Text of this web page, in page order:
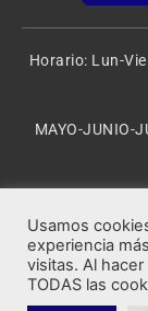
Horario: Lun-
MAYO-JUNIO-
Rocafort
Usamos
experiencia
visitas. Al
TODAS las